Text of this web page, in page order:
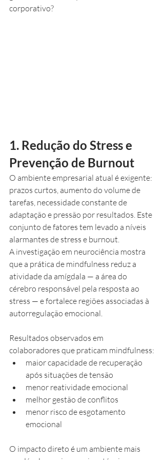
corporativo?
1. Redução do Stress e
Prevenção de Burnout
O ambiente empresarial atual é exigente:
prazos curtos, aumento do volume de
tarefas, necessidade constante de
adaptação e pressão por resultados. Este
conjunto de fatores tem levado a níveis
alarmantes de stress e burnout.
A investigação em neurociência mostra
que a prática de mindfulness reduz a
atividade da amígdala — a área do
cérebro responsável pela resposta ao
stress — e fortalece regiões associadas à
autorregulação emocional.
Resultados observados em
colaboradores que praticam mindfulness:
maior capacidade de recuperação
após situações de tensão
menor reatividade emocional
melhor gestão de conflitos
menor risco de esgotamento
emocional
O impacto direto é um ambiente mais